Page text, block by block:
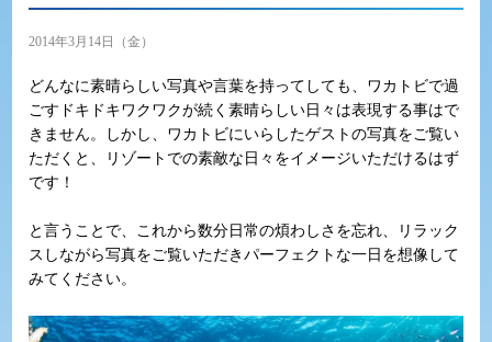
2014年3月14日（金）
どんなに素晴らしい写真や言葉を持ってしても、ワカトビで過
ごすドキドキワクワクが続く素晴らしい日々は表現する事はで
きません。しかし、ワカトビにいらしたゲストの写真をご覧い
ただくと、リゾートでの素敵な日々をイメージいただけるはず
です！
と言うことで、これから数分日常の煩わしさを忘れ、リラック
スしながら写真をご覧いただきパーフェクトな一日を想像して
みてください。